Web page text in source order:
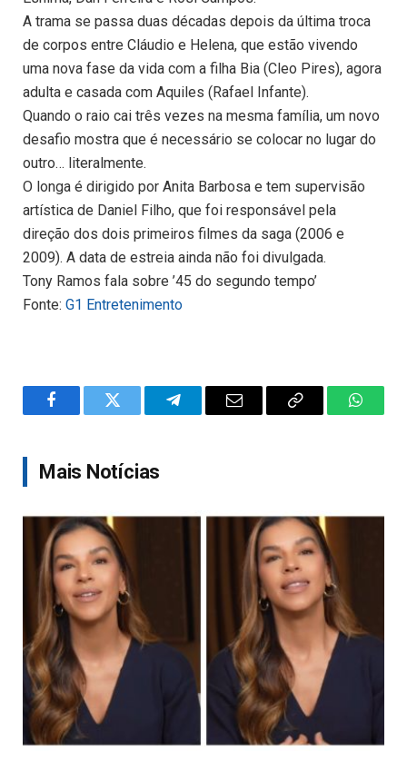
A trama se passa duas décadas depois da última troca
de corpos entre Cláudio e Helena, que estão vivendo
uma nova fase da vida com a filha Bia (Cleo Pires), agora
adulta e casada com Aquiles (Rafael Infante).
Quando o raio cai três vezes na mesma família, um novo
desafio mostra que é necessário se colocar no lugar do
outro… literalmente.
O longa é dirigido por Anita Barbosa e tem supervisão
artística de Daniel Filho, que foi responsável pela
direção dos dois primeiros filmes da saga (2006 e
2009). A data de estreia ainda não foi divulgada.
Tony Ramos fala sobre ’45 do segundo tempo’
Fonte: G1 Entretenimento
FacebookTwitter TelegramEmail
Copy
Mais Notícias